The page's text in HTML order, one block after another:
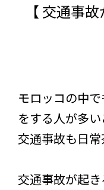
【 交通事
モロッコの中
をする人が多い
交通事故も日
交通事故が起き